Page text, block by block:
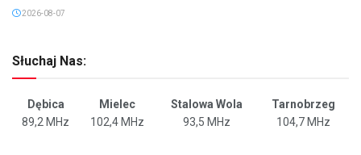
2026-08-07
Słuchaj Nas:
Dębica Mielec Stalowa Wola
Tarnobrzeg
89,2 MHz
102,4 MHz 93,5 MHz 104,7 MHz